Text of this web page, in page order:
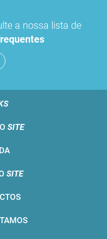
a nossa lista de
SITE
SITE